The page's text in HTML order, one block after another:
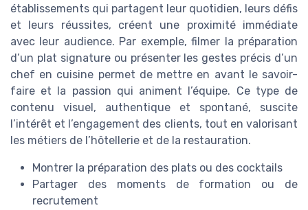
établissements qui partagent leur quotidien, leurs défis
et leurs réussites, créent une proximité immédiate
avec leur audience. Par exemple, filmer la préparation
d’un plat signature ou présenter les gestes précis d’un
chef en cuisine permet de mettre en avant le savoir-
faire et la passion qui animent l’équipe. Ce type de
contenu visuel, authentique et spontané, suscite
l’intérêt et l’engagement des clients, tout en valorisant
les métiers de l’hôtellerie et de la restauration.
Montrer la préparation des plats ou des cocktails
Partager des moments de formation ou de
recrutement